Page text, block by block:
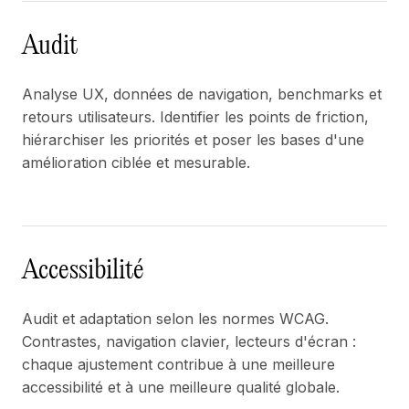
Audit
Analyse UX, données de navigation, benchmarks et
retours utilisateurs. Identifier les points de friction,
hiérarchiser les priorités et poser les bases d'une
amélioration ciblée et mesurable.
Accessibilité
Audit et adaptation selon les normes WCAG.
Contrastes, navigation clavier, lecteurs d'écran :
chaque ajustement contribue à une meilleure
accessibilité et à une meilleure qualité globale.